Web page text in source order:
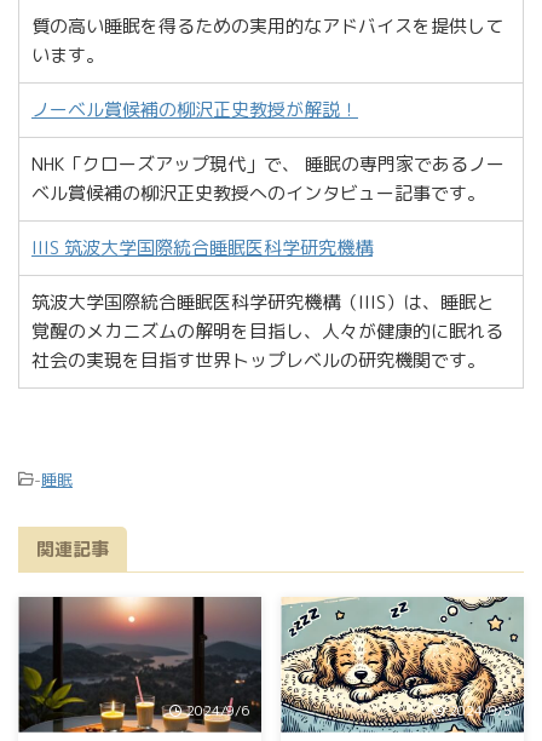
質の高い睡眠を得るための実用的なアドバイスを提供して
います。
ノーベル賞候補の柳沢正史教授が解説！
NHK「クローズアップ現代」で、 睡眠の専門家であるノー
ベル賞候補の柳沢正史教授へのインタビュー記事です。
IIIS 筑波大学国際統合睡眠医科学研究機構
筑波大学国際統合睡眠医科学研究機構（IIIS）は、睡眠と
覚醒のメカニズムの解明を目指し、人々が健康的に眠れる
社会の実現を目指す世界トップレベルの研究機関です。
-睡眠
関連記事
2024/9/6 2024/9/5